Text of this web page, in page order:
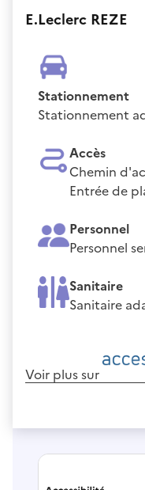
E.Leclerc REZE
Stationnement
Stationnement
Accès
Chemin
Entrée de
Personnel
Personnel
Sanitaire
Sanitaire
Voir plus sur